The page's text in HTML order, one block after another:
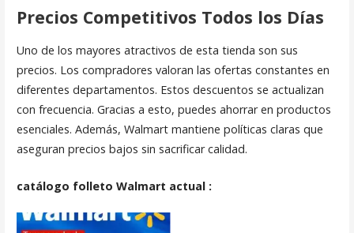
Precios Competitivos Todos los Días
Uno de los mayores atractivos de esta tienda son sus
precios. Los compradores valoran las ofertas constantes en
diferentes departamentos. Estos descuentos se actualizan
con frecuencia. Gracias a esto, puedes ahorrar en productos
esenciales. Además, Walmart mantiene políticas claras que
aseguran precios bajos sin sacrificar calidad.
catálogo folleto Walmart actual :